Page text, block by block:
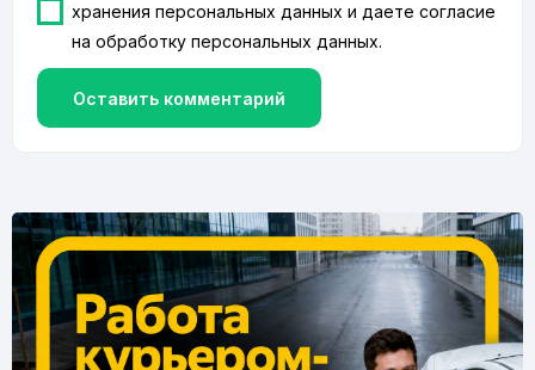
хранения персональных данных и даете согласие
наобработку персональных данных.
Оставить комментарий